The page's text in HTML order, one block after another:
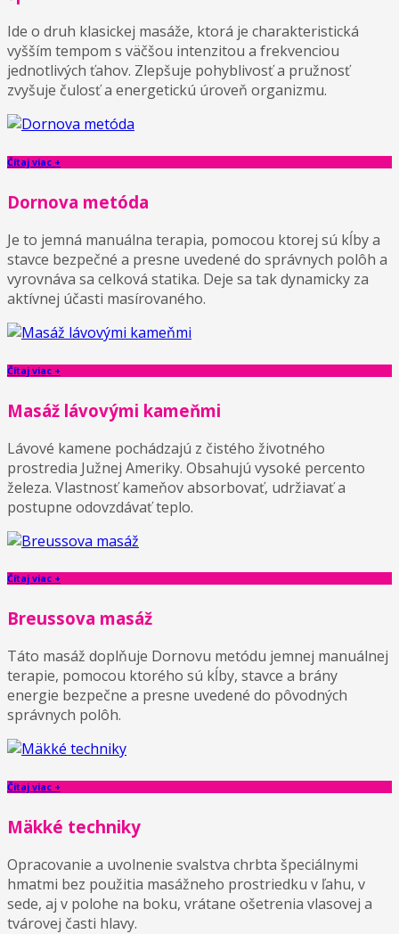
Ide o druh klasickej masáže, ktorá je charakteristická
vyšším tempom s väčšou intenzitou a frekvenciou
jednotlivých ťahov. Zlepšuje pohyblivosť a pružnosť
zvyšuje čulosť a energetickú úroveň organizmu.
Čítaj viac +
Dornova metóda
Je to jemná manuálna terapia, pomocou ktorej sú kĺby a
stavce bezpečné a presne uvedené do správnych polôh a
vyrovnáva sa celková statika. Deje sa tak dynamicky za
aktívnej účasti masírovaného.
Čítaj viac +
Masáž lávovými kameňmi
Lávové kamene pochádzajú z čistého životného
prostredia Južnej Ameriky. Obsahujú vysoké percento
železa. Vlastnosť kameňov absorbovať, udržiavať a
postupne odovzdávať teplo.
Čítaj viac +
Breussova masáž
Táto masáž doplňuje Dornovu metódu jemnej manuálnej
terapie, pomocou ktorého sú kĺby, stavce a brány
energie bezpečne a presne uvedené do pôvodných
správnych polôh.
Čítaj viac +
Mäkké techniky
Opracovanie a uvolnenie svalstva chrbta špeciálnymi
hmatmi bez použitia masážneho prostriedku v ľahu, v
sede, aj v polohe na boku, vrátane ošetrenia vlasovej a
tvárovej časti hlavy.